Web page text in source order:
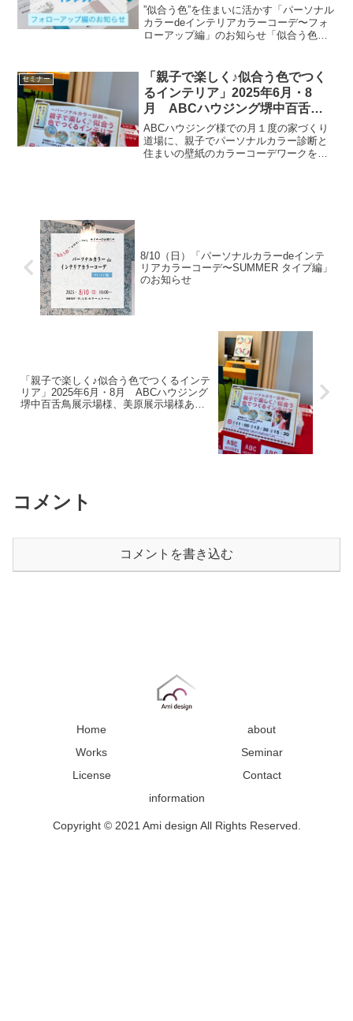
”似合う色”を住まいに活かす「パーソナル
カラーdeインテリアカラーコーデ〜フォ
ローアップ編」のお知らせ「似合う色の
が、受けれなかった方からのリクエスト
にお応えして、フ...
セミナー
「親子で楽しく♪似合う色でつく
るインテリア」2025年6月・8
月 ABCハウジング堺中百舌鳥
展示場様、美原展示場様ありがと
うございました。
ABCハウジング様での月１度の家づくり
道場に、親子でパーソナルカラー診断と
住まいの壁紙のカラーコーデワークを、6
8/10（日）「パーソナルカラーdeインテ
リアカラーコーデ〜SUMMER タイプ編」
のお知らせ
「親子で楽しく♪似合う色でつくるインテ
リア」2025年6月・8月 ABCハウジング
堺中百舌鳥展示場様、美原展示場様あり
コメント
コメントを書き込む
Home
about
Works
Seminar
License
Contact
information
Copyright © 2021 Ami design All Rights Reserved.